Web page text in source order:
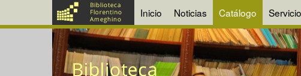
Inicio Noticias Catálogo